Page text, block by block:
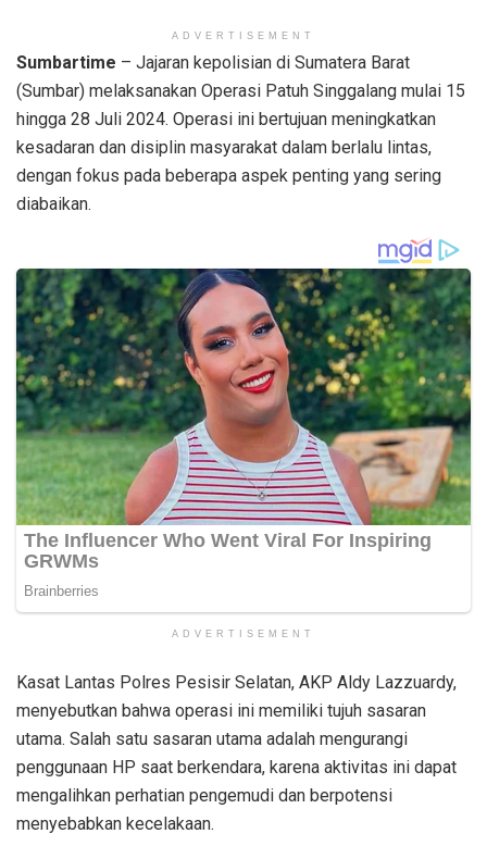
ADVERTISEMENT
Sumbartime – Jajaran kepolisian di Sumatera Barat
(Sumbar) melaksanakan Operasi Patuh Singgalang mulai 15
hingga 28 Juli 2024. Operasi ini bertujuan meningkatkan
kesadaran dan disiplin masyarakat dalam berlalu lintas,
dengan fokus pada beberapa aspek penting yang sering
diabaikan.
ADVERTISEMENT
Kasat Lantas Polres Pesisir Selatan, AKP Aldy Lazzuardy,
menyebutkan bahwa operasi ini memiliki tujuh sasaran
utama. Salah satu sasaran utama adalah mengurangi
penggunaan HP saat berkendara, karena aktivitas ini dapat
mengalihkan perhatian pengemudi dan berpotensi
menyebabkan kecelakaan.